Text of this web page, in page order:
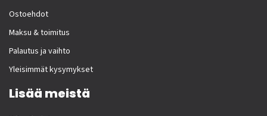
Ostoehdot
Maksu & toimitus
Palautus ja vaihto
Yleisimmät kysymykset
Lisää meistä